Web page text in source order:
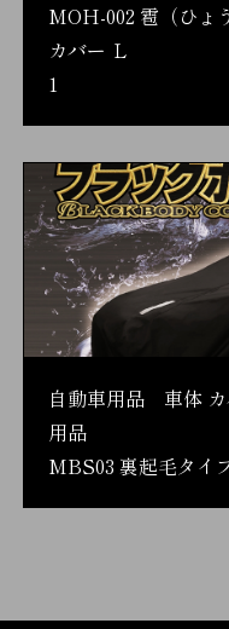
MOH-002 雹（ひょ
カバー Ｌ
1
自動車用品 車体
用品
MBS03 裏起毛タイ